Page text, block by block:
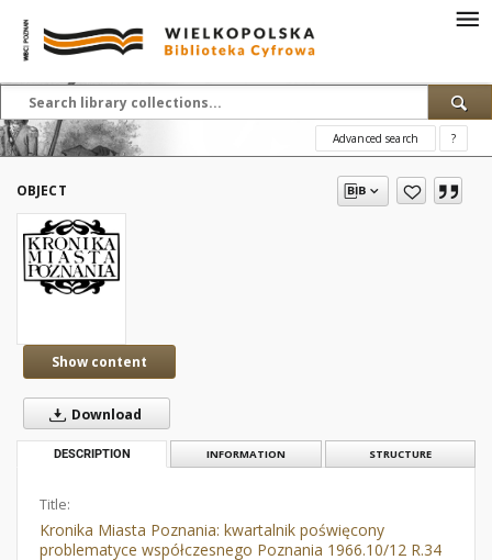
Advanced search ?
OBJECT
Show content
Download
DESCRIPTION INFORMATION STRUCTURE
Title:
Kronika Miasta Poznania: kwartalnik poświęcony
problematyce współczesnego Poznania 1966.10/12 R.34